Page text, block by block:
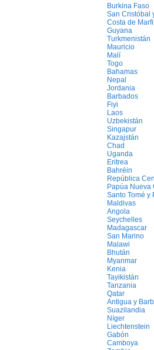
Burkina Faso
San Cristóbal
Costa de Marfil
Guyana
Turkmenistán
Mauricio
Malí
Togo
Bahamas
Nepal
Jordania
Barbados
Fiyi
Laos
Uzbekistán
Singapur
Kazajstán
Chad
Uganda
Eritrea
Bahréin
República
Papúa Nueva
Santo Tomé y
Maldivas
Angola
Seychelles
Madagascar
San Marino
Malawi
Bhután
Myanmar
Kenia
Tayikistán
Tanzania
Qatar
Antigua y
Suazilandia
Níger
Liechtenstein
Gabón
Camboya